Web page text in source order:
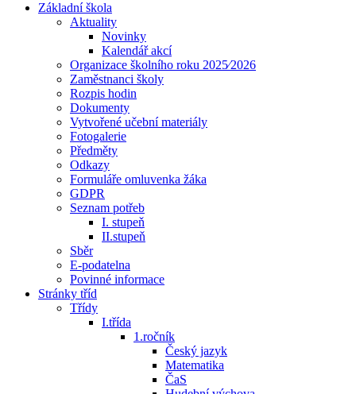
Základní škola
Aktuality
Novinky
Kalendář akcí
Organizace školního roku 2025⁄2026
Zaměstnanci školy
Rozpis hodin
Dokumenty
Vytvořené učební materiály
Fotogalerie
Předměty
Odkazy
Formuláře omluvenka žáka
GDPR
Seznam potřeb
I. stupeň
II.stupeň
Sběr
E-podatelna
Povinné informace
Stránky tříd
Třídy
I.třída
1.ročník
Český jazyk
Matematika
ČaS